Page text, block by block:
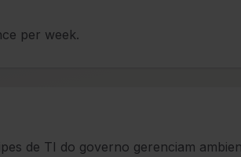
per week.
de TI do governo gerenciam